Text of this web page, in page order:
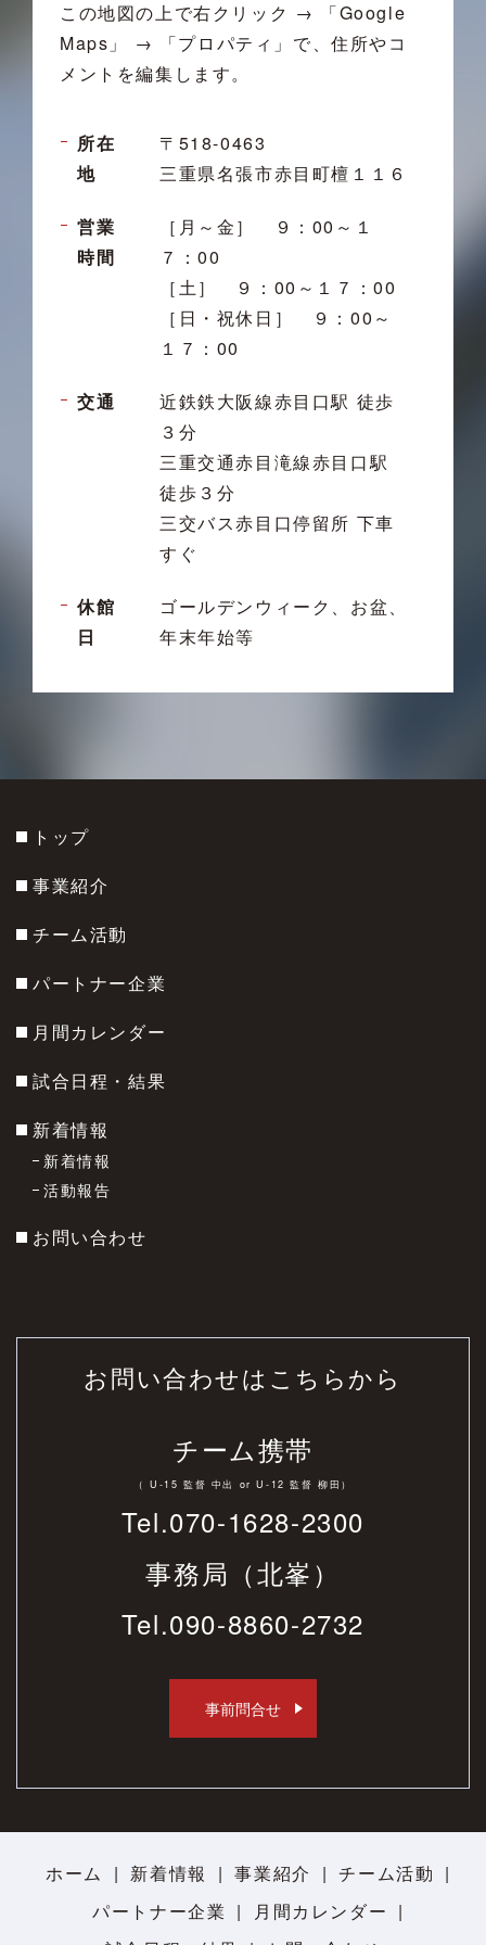
この地図の上で右クリック → 「Google
Maps」 → 「プロパティ」で、住所やコ
メントを編集します。
所在
地
〒518-0463
三重県名張市赤目町檀１１６
営業
時間
［月～金］ ９：00～１
７：00
［土］ ９：00～１７：00
［日・祝休日］ ９：00～
１７：00
交通
近鉄鉄大阪線赤目口駅 徒歩
３分
三重交通赤目滝線赤目口駅
徒歩３分
三交バス赤目口停留所 下車
すぐ
休館
日
ゴールデンウィーク、お盆、
年末年始等
トップ
事業紹介
チーム活動
パートナー企業
月間カレンダー
試合日程・結果
新着情報
新着情報
活動報告
お問い合わせ
お問い合わせはこちらから
チーム携帯
（ U-15 監督 中出 or U-12 監督 柳田）
Tel.070-1628-2300
事務局（北峯）
Tel.090-8860-2732
事前問合せ
ホーム 新着情報 事業紹介
チーム活動
パートナー企業
月間カレンダー